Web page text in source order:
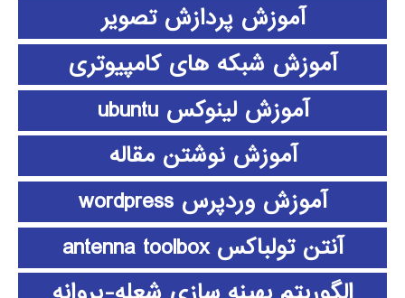
آموزش پردازش تصویر
آموزش شبکه های کامپیوتری
آموزش لینوکس ubuntu
آموزش نوشتن مقاله
آموزش وردپرس wordpress
آنتن تولباکس antenna toolbox